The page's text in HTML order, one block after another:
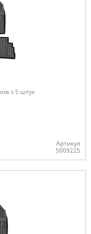
з 5 штук
Артикул
5009225